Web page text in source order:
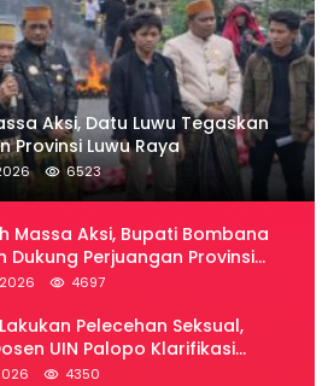
Aksi, Datu Luwu Tegaskan
Provinsi Luwu Raya
6523
Massa Aksi, Bupati Bombana
Dukung Perjuangan Provinsi
4697
Pelecehan Seksual,
UIN Palopo Klarifikasi
4350